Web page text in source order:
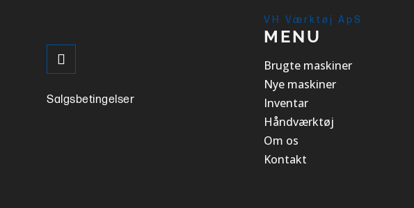
Salgsbetingelser
VH Værktøj ApS
MENU
Brugte maskiner
Nye maskiner
Inventar
Håndværktøj
Om os
Kontakt